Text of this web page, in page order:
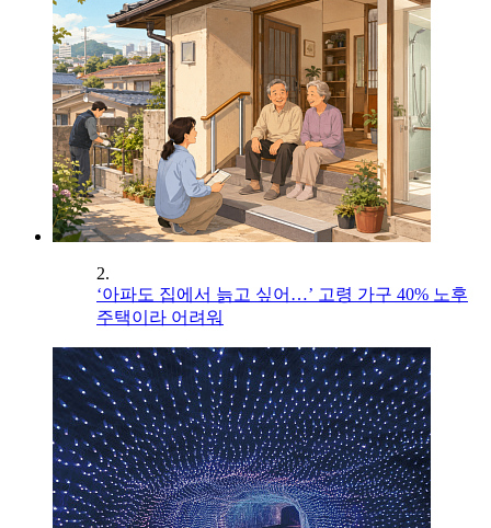
2.
‘아파도 집에서 늙고 싶어…’ 고령 가구 40% 노후
주택이라 어려워